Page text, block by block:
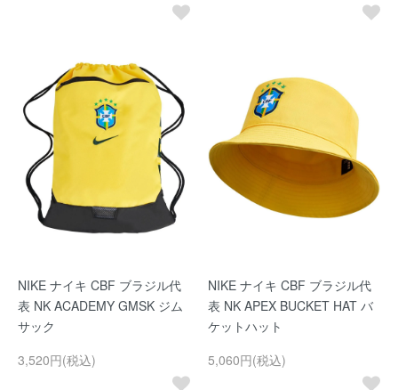
NIKE ナイキ CBF ブラジル代
表 NK ACADEMY GMSK ジム
サック
3,520円(税込)
NIKE ナイキ CBF ブラジル代
表 NK APEX BUCKET HAT バ
ケットハット
5,060円(税込)